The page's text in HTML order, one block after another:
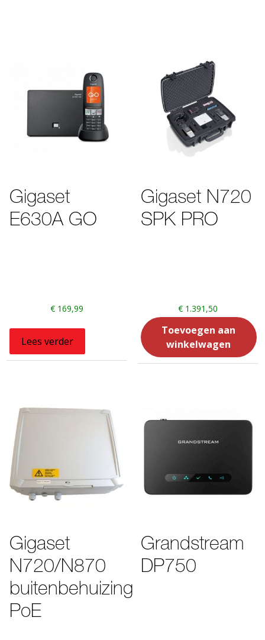
Gigaset
E630A GO
€ 169,99
Lees verder
Gigaset N720
SPK PRO
€ 1.391,50
Toevoegen aan
winkelwagen
Gigaset
N720/N870
buitenbehuizing
PoE
Grandstream
DP750